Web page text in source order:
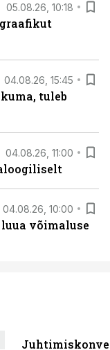
05.08.26, 10:18
04.08.26, 15:45
tuleb
04.08.26, 11:00
04.08.26, 10:00
võimaluse